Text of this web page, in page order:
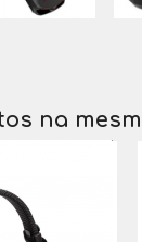
na